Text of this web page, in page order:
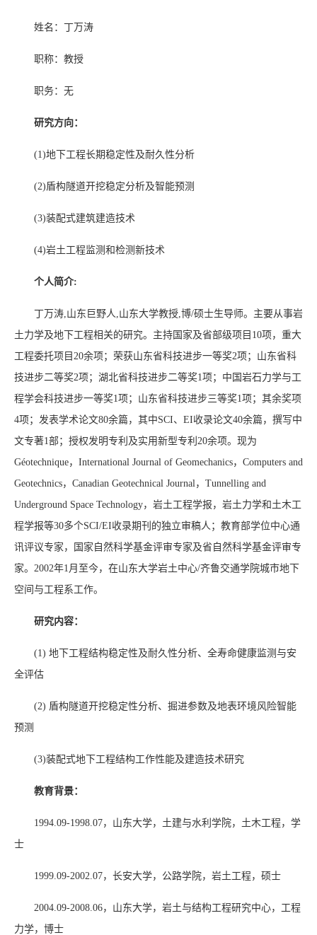
姓名：丁万涛
职称：教授
职务：无
研究方向：
(1)地下工程长期稳定性及耐久性分析
(2)盾构隧道开挖稳定分析及智能预测
(3)装配式建筑建造技术
(4)岩土工程监测和检测新技术
个人简介:
丁万涛 山东巨野人 山东大学教授 博/硕士生导师。主要从事岩
土力学及地下工程相关的研究。主持国家及省部级项目 10项，重大
工程委托项目 20余项；荣获山东省科技进步一等奖2项；山东省科
技进步二等奖2项；湖北省科技进步二等奖1项；中国岩石力学与工
程学会科技进步一等奖1项；山东省科技进步三等奖1项；其余奖项
4项；发表学术论文80余篇，其中SCI、 EI收录论文40余篇，撰写中
文专著1部；授权发明专利及实用新型专利 20余项。现为
Géotechnique， International Journal of Geomechanics， Computers and
Geotechnics， Canadian Geotechnical Journal ， Tunnelling and
Underground Space Technology，岩土工程学报，岩土力学和土木工
程学报等30多个SCI/EI收录期刊的独立审稿人；教育部学位中心通
讯评议专家，国家自然科学基金评审专家及省自然科学基金评审专
家。 2002年1 月至今，在山东大学岩土中心/齐鲁交通学院城市地下
空间与工程系工作。
研究内容：
(1) 地下工程结构稳定性及耐久性分析、全寿命健康监测与安
全评估
(2) 盾构隧道开挖稳定性分析、掘进参数及地表环境风险智能
预测
(3)装配式地下工程结构工作性能及建造技术研究
教育背景：
1994 .09-1998 .07，山东大学，土建与水利学院，土木工程，学
士
1999 .09-2002 .07，长安大学，公路学院，岩土工程，硕士
2004 .09-2008 06，山东大学，岩土与结构工程研究中心，工程
力学，博士